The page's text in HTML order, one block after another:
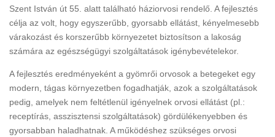
Szent István út 55. alatt található háziorvosi rendelő. A fejlesztés
célja az volt, hogy egyszerűbb, gyorsabb ellátást, kényelmesebb
várakozást és korszerűbb környezetet biztosítson a lakoság
számára az egészségügyi szolgáltatások igénybevételekor.
A fejlesztés eredményeként a gyömrői orvosok a betegeket egy
modern, tágas környezetben fogadhatják, azok a szolgáltatások
pedig, amelyek nem feltétlenül igényelnek orvosi ellátást (pl.:
receptírás, asszisztensi szolgáltatások) gördülékenyebben és
gyorsabban haladhatnak. A működéshez szükséges orvosi